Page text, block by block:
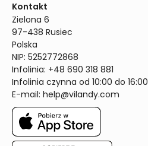
Kontakt
Zielona 6
97-438 Rusiec
Polska
NIP: 5252772868
Infolinia: +48 690 318 881
Infolinia czynna od 10:00 do 16:00
E-mail: help@vilandy.com